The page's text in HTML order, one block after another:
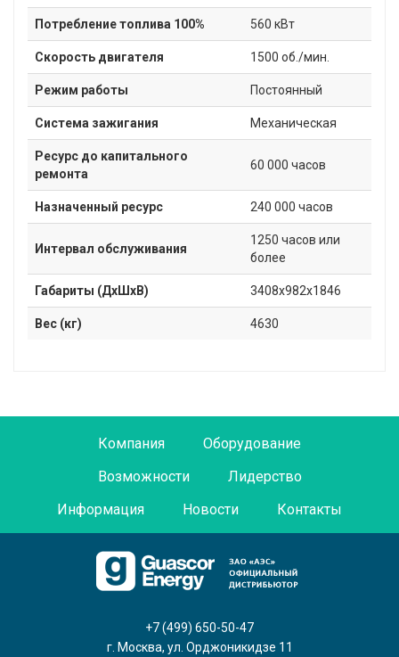
Потребление топлива 100% 560 кВт
Скорость двигателя 1500 об./мин.
Режим работы Постоянный
Система зажигания Механическая
Ресурс до капитального
ремонта
60 000 часов
Назначенный ресурс 240 000 часов
Интервал обслуживания
1250 часов или
более
Габариты (ДxШxВ) 3408x982х1846
Вес (кг) 4630
Компания
Оборудование
Возможности
Лидерство
Информация
Новости Контакты
+7 (499) 650-50-47
г. Москва, ул. Орджоникидзе 11